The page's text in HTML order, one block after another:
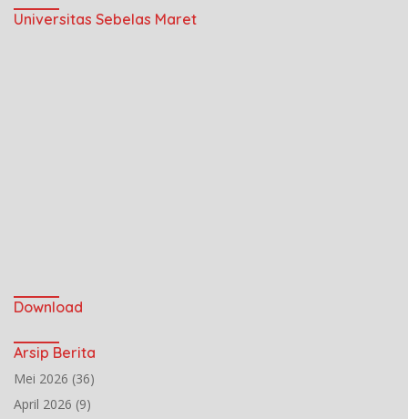
Universitas Sebelas Maret
Download
Arsip Berita
Mei 2026 (36)
April 2026 (9)